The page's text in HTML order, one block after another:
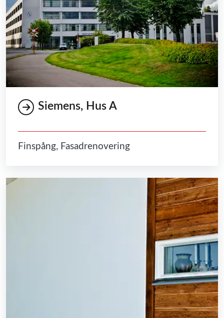
Siemens, Hus A
Finspång, Fasadrenovering